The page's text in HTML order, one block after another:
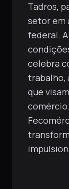
Tadros,
setor em
federal.
celebra
trabalho,
que